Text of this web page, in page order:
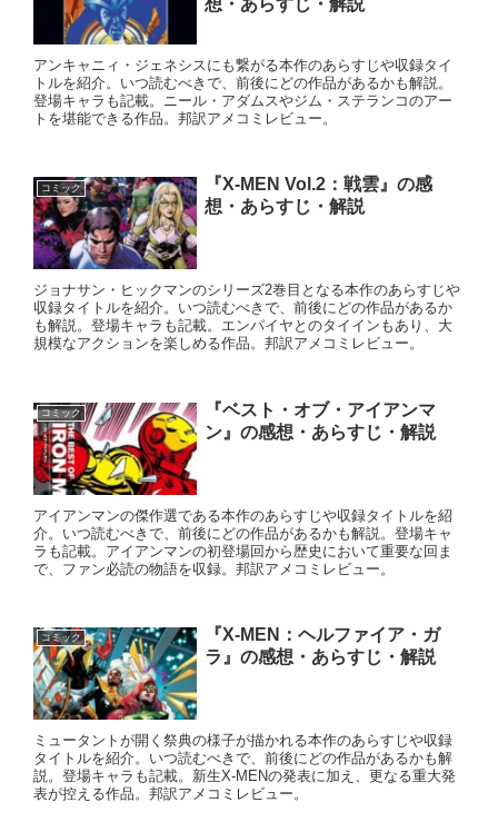
想・あらすじ・解説
アンキャニィ・ジェネシスにも繋がる本作のあらすじや収録タイ
トルを紹介。いつ読むべきで、前後にどの作品があるかも解説。
登場キャラも記載。ニール・アダムスやジム・ステランコのアー
トを堪能できる作品。邦訳アメコミレビュー。
コミック
『X-MEN Vol.2：戦雲』の感
想・あらすじ・解説
ジョナサン・ヒックマンのシリーズ2巻目となる本作のあらすじや
収録タイトルを紹介。いつ読むべきで、前後にどの作品があるか
も解説。登場キャラも記載。エンパイヤとのタイインもあり、大
規模なアクションを楽しめる作品。邦訳アメコミレビュー。
コミック
『ベスト・オブ・アイアンマ
ン』の感想・あらすじ・解説
アイアンマンの傑作選である本作のあらすじや収録タイトルを紹
介。いつ読むべきで、前後にどの作品があるかも解説。登場キャ
ラも記載。アイアンマンの初登場回から歴史において重要な回ま
で、ファン必読の物語を収録。邦訳アメコミレビュー。
コミック
『X-MEN：ヘルファイア・ガ
ラ』の感想・あらすじ・解説
ミュータントが開く祭典の様子が描かれる本作のあらすじや収録
タイトルを紹介。いつ読むべきで、前後にどの作品があるかも解
説。登場キャラも記載。新生X-MENの発表に加え、更なる重大発
表が控える作品。邦訳アメコミレビュー。